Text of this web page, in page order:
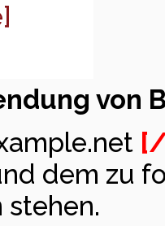
von
dem zu
stehen.